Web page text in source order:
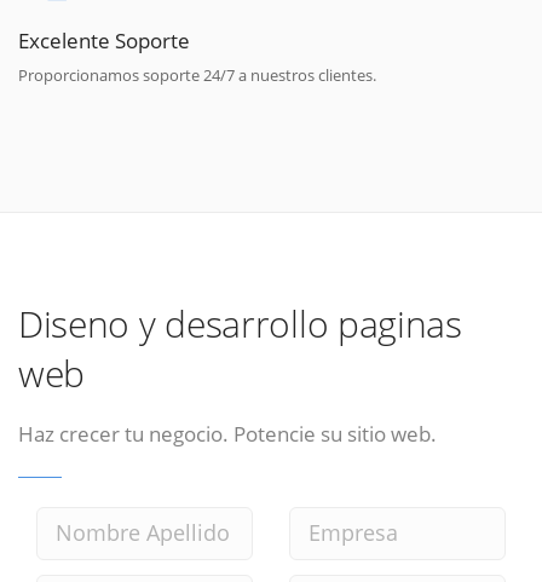
Excelente Soporte
Proporcionamos soporte 24/7 a nuestros clientes.
Diseno y desarrollo paginas
web
Haz crecer tu negocio. Potencie su sitio web.